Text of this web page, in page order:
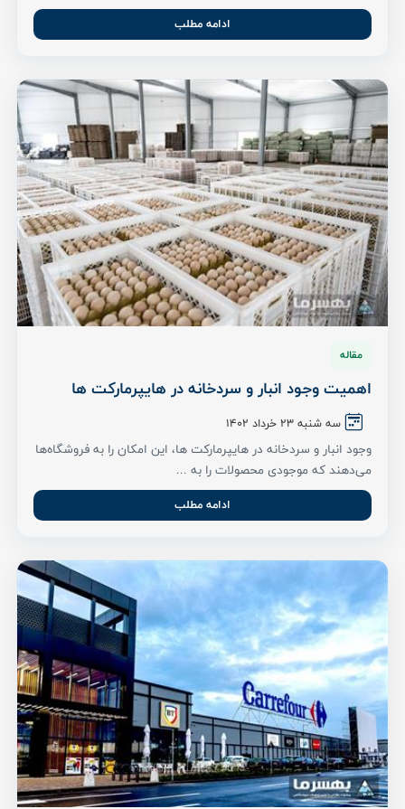
ادامه مطلب
مقاله
اهمیت وجود انبار و سردخانه در هایپرمارکت ‌ها
سه شنبه ۲۳ خرداد ۱۴۰۲
وجود انبار و سردخانه در هایپرمارکت ها، این امکان را به فروشگاه‌ها
می‌دهند که موجودی محصولات را به ...
ادامه مطلب